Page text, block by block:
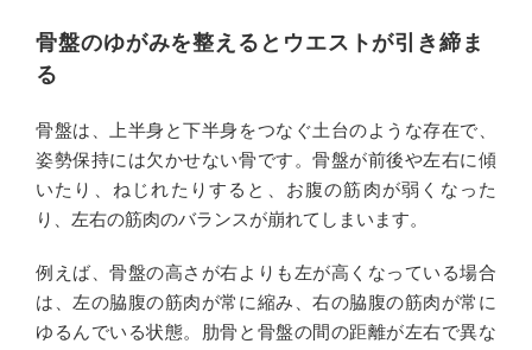
骨盤のゆがみを整えるとウエストが引き締ま
る
骨盤は、上半身と下半身をつなぐ土台のような存在で、
姿勢保持には欠かせない骨です。骨盤が前後や左右に傾
いたり、ねじれたりすると、お腹の筋肉が弱くなった
り、左右の筋肉のバランスが崩れてしまいます。
例えば、骨盤の高さが右よりも左が高くなっている場合
は、左の脇腹の筋肉が常に縮み、右の脇腹の筋肉が常に
ゆるんでいる状態。肋骨と骨盤の間の距離が左右で異な